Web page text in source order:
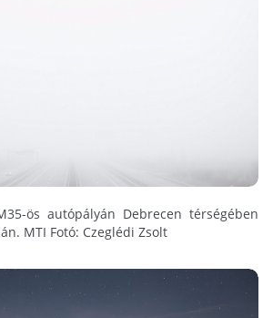
ös autópályán Debrecen térségében
MTI Fotó: Czeglédi Zsolt